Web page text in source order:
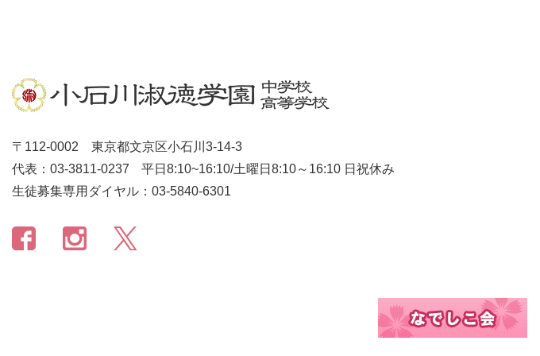
〒112-0002 東京都文京区小石川3-14-3
代表：03-3811-0237
平日8:10~16:10/土曜日8:10～16:10 日祝休み
生徒募集専用ダイヤル：03-5840-6301